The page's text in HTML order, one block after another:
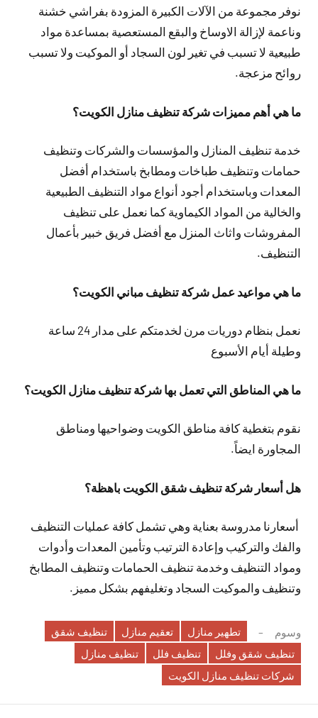
نوفر مجموعة من الآلات الكبيرة المزودة بفراشي خشنة
وناعمة لإزالة الاوساخ والبقع المستعصية بمساعدة مواد
طبيعية لا تسبب في تغير لون السجاد أو الموكيت ولا تسبب
روائح مزعجة.
ما هي أهم مميزات شركة تنظيف منازل الكويت؟
خدمة تنظيف المنازل والمؤسسات والشركات وتنظيف
حمامات وتنظيف طباخات ومطابخ باستخدام أفضل
المعدات وباستخدام أجود أنواع مواد التنظيف الطبيعية
والخالية من المواد الكيماوية كما نعمل على تنظيف
المفروشات واثاث المنزل مع أفضل فريق خبير بأعمال
التنظيف.
ما هي مواعيد عمل شركة تنظيف مباني الكويت؟
نعمل بنظام دوريات مرن لخدمتكم على مدار 24 ساعة
وطيلة أيام الأسبوع
ما هي المناطق التي تعمل بها شركة تنظيف منازل الكويت؟
نقوم بتغطية كافة مناطق الكويت وضواحيها ومناطق
المجاورة ايضاً.
هل أسعار شركة تنظيف شقق الكويت باهظة؟
أسعارنا مدروسة بعناية وهي تشمل كافة عمليات التنظيف
والفك والتركيب وإعادة الترتيب وتأمين المعدات وأدوات
ومواد التنظيف وخدمة تنظيف الحمامات وتنظيف المطابخ
وتنظيف والموكيت السجاد وتغليفهم بشكل مميز.
وسوم تطهير منازل تعقيم منازل
تنظيف شقق
تنظيف شقق وفلل
تنظيف فلل
تنظيف منازل
شركات تنظيف منازل الكويت